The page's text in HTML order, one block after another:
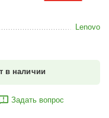
Lenovo
в наличии
Задать вопрос